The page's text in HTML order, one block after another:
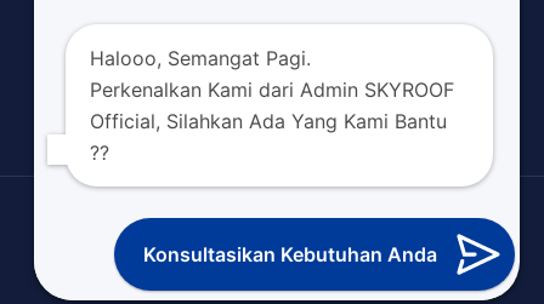
Copyright © 2026 skyroofofficial.com
Powered By Sinergi Digital Indonesia
Halooo, Semangat Pagi.
Perkenalkan Kami dari Admin SKYROOF
Official, Silahkan Ada Yang Kami Bantu
??
Konsultasikan Kebutuhan Anda